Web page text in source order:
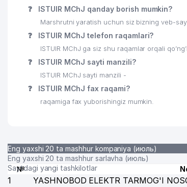
25 AVESTA PHARM MChJ
MANGO TOUR MChJ
IGAMA-AYU MChJ
31 ALI-DENT MChJ
DIALOG PRINT XUSUSIY KORXONASI
❓ ISTUIR MChJ qanday borish mumkin?
Marshrutni yaratish uchun siz bizning veb-
❓ ISTUIR MChJ telefon raqamlari?
ISTUIR MChJ ga siz shu raqamlar orqali
❓ ISTUIR MChJ sayti manzili?
ISTUIR MChJ sayti manzili -
❓ ISTUIR MChJ fax raqami?
raqamiga fax yuborishingiz mumkin.
Eng yaxshi 20 ta mashhur kompaniya (июль)
Eng yaxshi 20 ta mashhur sarlavha (июль)
Saytdagi yangi tashkilotlar
№
1 YASHNOBOD ELEKTR TARMOG'I